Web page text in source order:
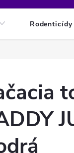
Rodenticídy